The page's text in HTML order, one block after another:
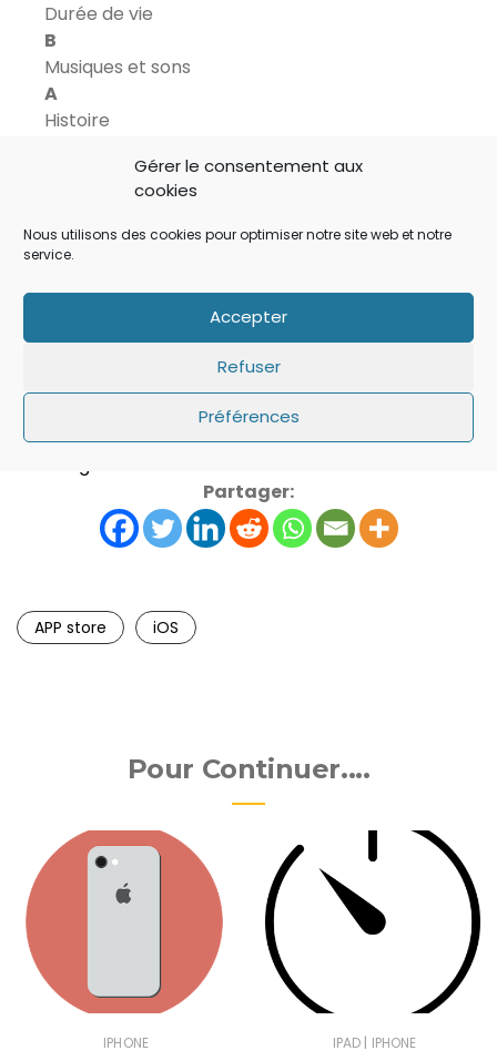
Gérer le consentement aux
cookies
Nous utilisons des cookies pour optimiser notre site web et notre
service.
Accepter
Refuser
Préférences
Durée de vie
B
Musiques et sons
A
Histoire
Notre note
Un bon jeu d’adresse/réflexion à l’ambiance
Disponible sur: iPhone, iPad, iPod Touch.
Télécharger
Partager:
APP store iOS
Pour Continuer....
IPHONE IPAD | IPHONE